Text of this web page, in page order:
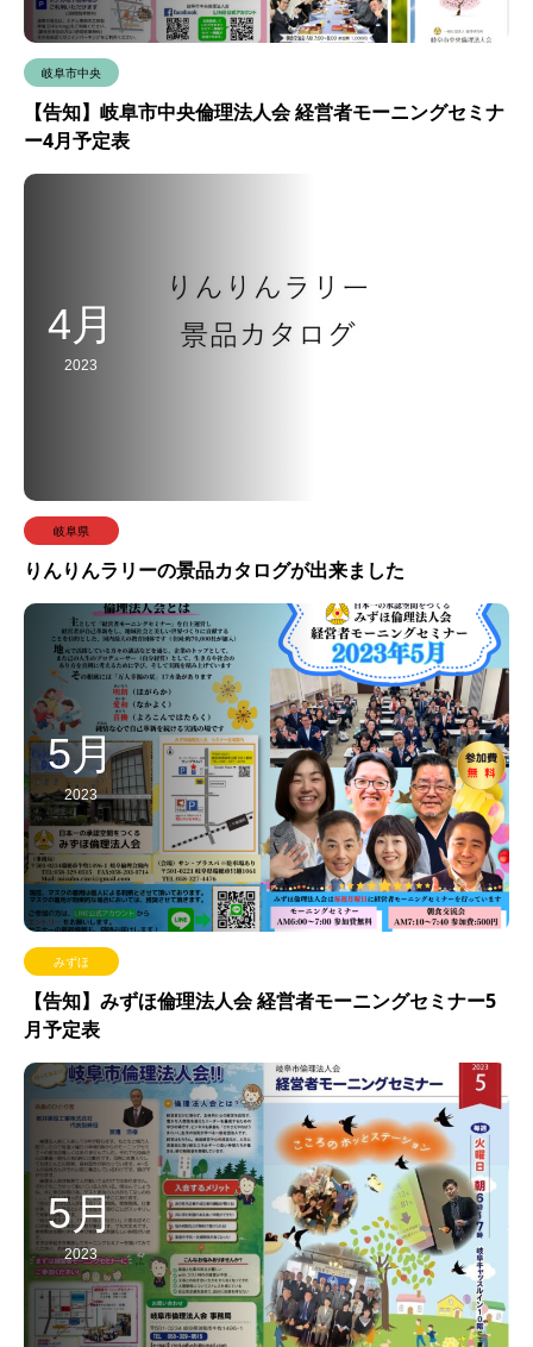
岐阜市中央
【告知】岐阜市中央倫理法人会 経営者モーニングセミナ
ー4月予定表
4月
2023
岐阜県
りんりんラリーの景品カタログが出来ました
5月
2023
みずほ
【告知】みずほ倫理法人会 経営者モーニングセミナー5
月予定表
5月
2023